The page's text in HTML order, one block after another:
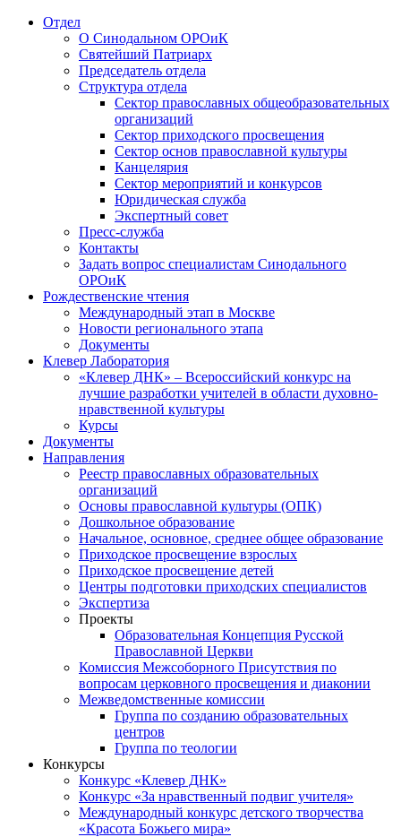
Отдел
О Синодальном ОРОиК
Святейший Патриарх
Председатель отдела
Структура отдела
Сектор православных общеобразовательных
организаций
Сектор приходского просвещения
Сектор основ православной культуры
Канцелярия
Сектор мероприятий и конкурсов
Юридическая служба
Экспертный совет
Пресс-служба
Контакты
Задать вопрос специалистам Синодального
ОРОиК
Рождественские чтения
Международный этап в Москве
Новости регионального этапа
Документы
Клевер Лаборатория
«Клевер ДНК» – Всероссийский конкурс на
лучшие разработки учителей в области духовно-
нравственной культуры
Курсы
Документы
Направления
Реестр православных образовательных
организаций
Основы православной культуры (ОПК)
Дошкольное образование
Начальное, основное, среднее общее образование
Приходское просвещение взрослых
Приходское просвещение детей
Центры подготовки приходских специалистов
Экспертиза
Проекты
Образовательная Концепция Русской
Православной Церкви
Комиссия Межсоборного Присутствия по
вопросам церковного просвещения и диаконии
Межведомственные комиссии
Группа по созданию образовательных
центров
Группа по теологии
Конкурсы
Конкурс «Клевер ДНК»
Конкурс «За нравственный подвиг учителя»
Международный конкурс детского творчества
«Красота Божьего мира»